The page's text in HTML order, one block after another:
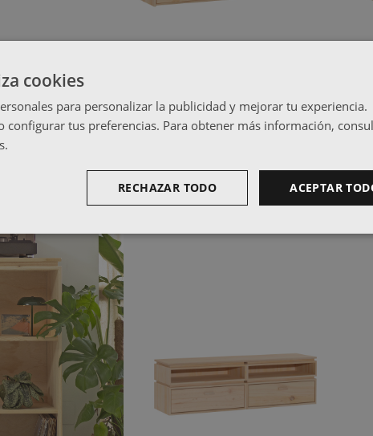
160,99 €
Mueble TV con 2 cajones
Mueble
cookies
para personalizar la publicidad y mejorar tu experiencia.
configurar tus preferencias. Para obtener más información,
ACEPTAR
RECHAZAR TODO